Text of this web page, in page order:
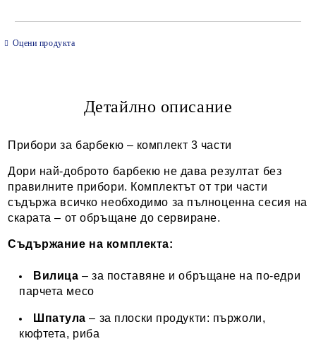
Ние ще се свържем с вас в рамките на работния ден.
Оцени продукта
Детайлно описание
Прибори за барбекю – комплект 3 части
Дори най-доброто барбекю не дава резултат без
правилните прибори. Комплектът от три части
съдържа всичко необходимо за пълноценна сесия на
скарата – от обръщане до сервиране.
Съдържание на комплекта:
Вилица – за поставяне и обръщане на по-едри
парчета месо
Шпатула – за плоски продукти: пържоли,
кюфтета, риба